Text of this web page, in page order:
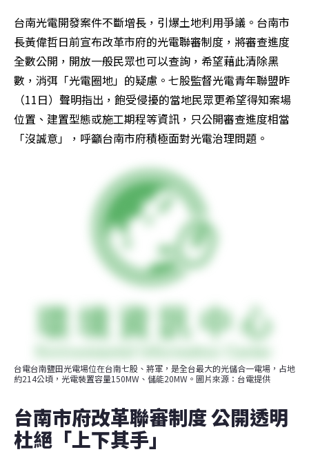
台南光電開發案件不斷增長，引爆土地利用爭議。台南市
長黃偉哲日前宣布改革市府的光電聯審制度，將審查進度
全數公開，開放一般民眾也可以查詢，希望藉此清除黑
數，消弭「光電圈地」的疑慮。七股監督光電青年聯盟昨
（11日）聲明指出，飽受侵擾的當地民眾更希望得知案場
位置、建置型態或施工期程等資訊，只公開審查進度相當
「沒誠意」，呼籲台南市府積極面對光電治理問題。
台電台南鹽田光電場位在台南七股、將軍，是全台最大的光儲合一電場，占地
約214公頃，光電裝置容量150MW、儲能20MW。圖片來源：台電提供
台南市府改革聯審制度 公開透明
杜絕「上下其手」